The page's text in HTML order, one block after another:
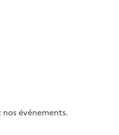
événements.